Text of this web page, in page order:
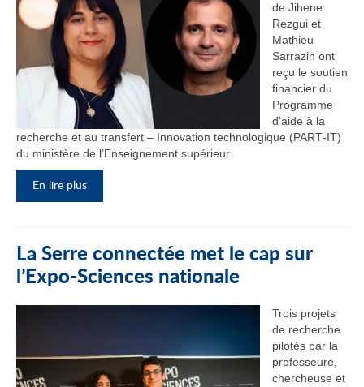
de Jihene
Rezgui et
Mathieu
Sarrazin ont
reçu le soutien
financier du
Programme
d'aide à la
recherche et au transfert – Innovation technologique (PART‑IT)
du ministère de l’Enseignement supérieur.
En lire plus
La Serre connectée met le cap sur
l’Expo-Sciences nationale
Trois projets
de recherche
pilotés par la
professeure,
chercheuse et